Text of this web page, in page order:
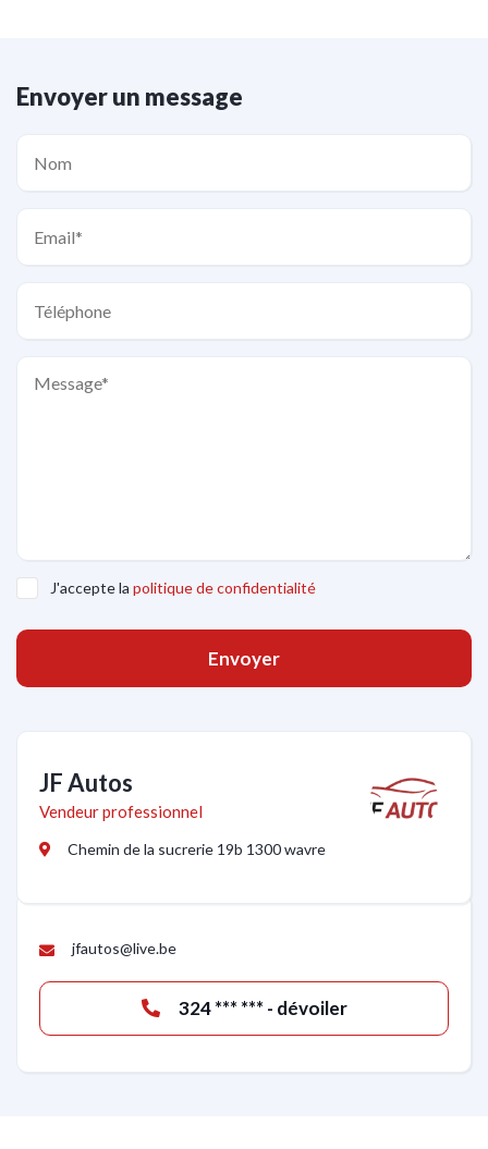
Envoyer un message
J'accepte la politique de confidentialité
Envoyer
JF Autos
Vendeur professionnel
Chemin de la sucrerie 19b 1300 wavre
jfautos@live.be
324 *** *** - dévoiler